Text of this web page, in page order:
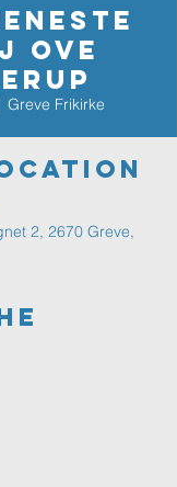
Ove
Greve Frikirke
2, 2670 Greve,